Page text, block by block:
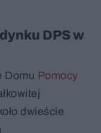
DPS w
Domu Pomocy
dwieście